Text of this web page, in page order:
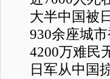
大半中国被
930余座城
4200万难民
日军从中国